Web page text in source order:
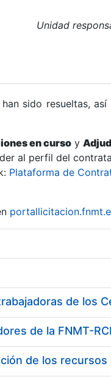
Unidad
sido resueltas,
en curso y
al perfil del
Plataforma de